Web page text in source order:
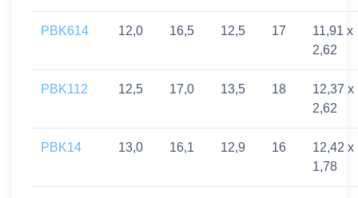
PBK614 12,0 16,5 12,5 17
11,91 x
2,62
PBK112 12,5 17,0 13,5 18
12,37 x
2,62
PBK14 13,0 16,1 12,9 16
12,42 x
1,78